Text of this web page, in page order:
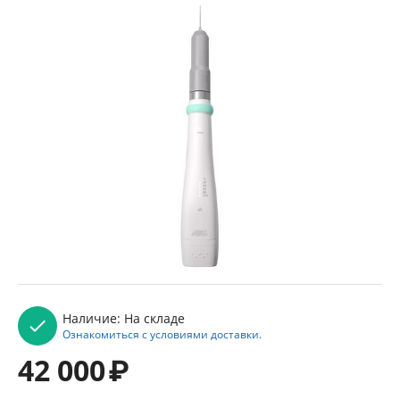
Наличие: На складе
Ознакомиться с условиями доставки.
42 000₽